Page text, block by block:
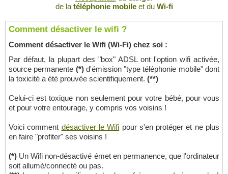
de la téléphonie mobileet du Wi-fi
Comment désactiver le wifi ?
Comment désactiver le Wifi (Wi-Fi) chez soi :
Par défaut, la plupart des "box" ADSL ont l'option wifi activée,
source permanente (*)d'émission "type téléphonie mobile" dont
la toxicité a été prouvée scientifiquement. (**)
Celui-ci est toxique non seulement pour votre bébé, pour vous
et pour votre entourage, y compris vos voisins !
Voici comment désactiver le Wifi pour s'en protéger et ne plus
en faire "profiter" ses voisins !
(*) Un Wifi non-désactivé émet en permanence, que l'ordinateur
soit allumé/connecté ou pas.